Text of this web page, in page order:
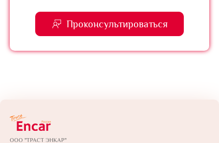
Проконсультироваться
ООО "ТРАСТ ЭНКАР"